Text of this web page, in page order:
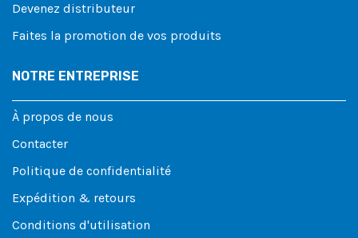
Devenez distributeur
Faites la promotion de vos produits
NOTRE ENTREPRISE
À propos de nous
Contacter
Politique de confidentialité
Expédition & retours
Conditions d'utilisation